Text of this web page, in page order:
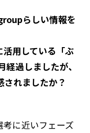
らしい情報を
用している「ぶ
過しましたが、
れましたか？
に近いフェーズ